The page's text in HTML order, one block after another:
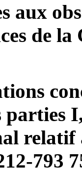
aux
parties
relatif
793